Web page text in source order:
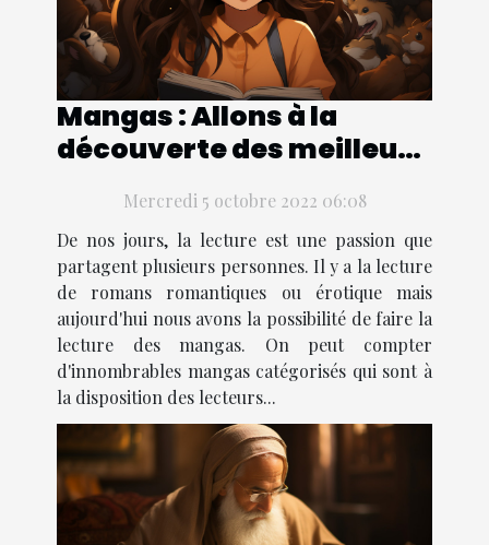
Mangas : Allons à la
découverte des meilleurs
jeune fille lectrice
Mercredi 5 octobre 2022 06:08
De nos jours, la lecture est une passion que
partagent plusieurs personnes. Il y a la lecture
de romans romantiques ou érotique mais
aujourd'hui nous avons la possibilité de faire la
lecture des mangas. On peut compter
d'innombrables mangas catégorisés qui sont à
la disposition des lecteurs...